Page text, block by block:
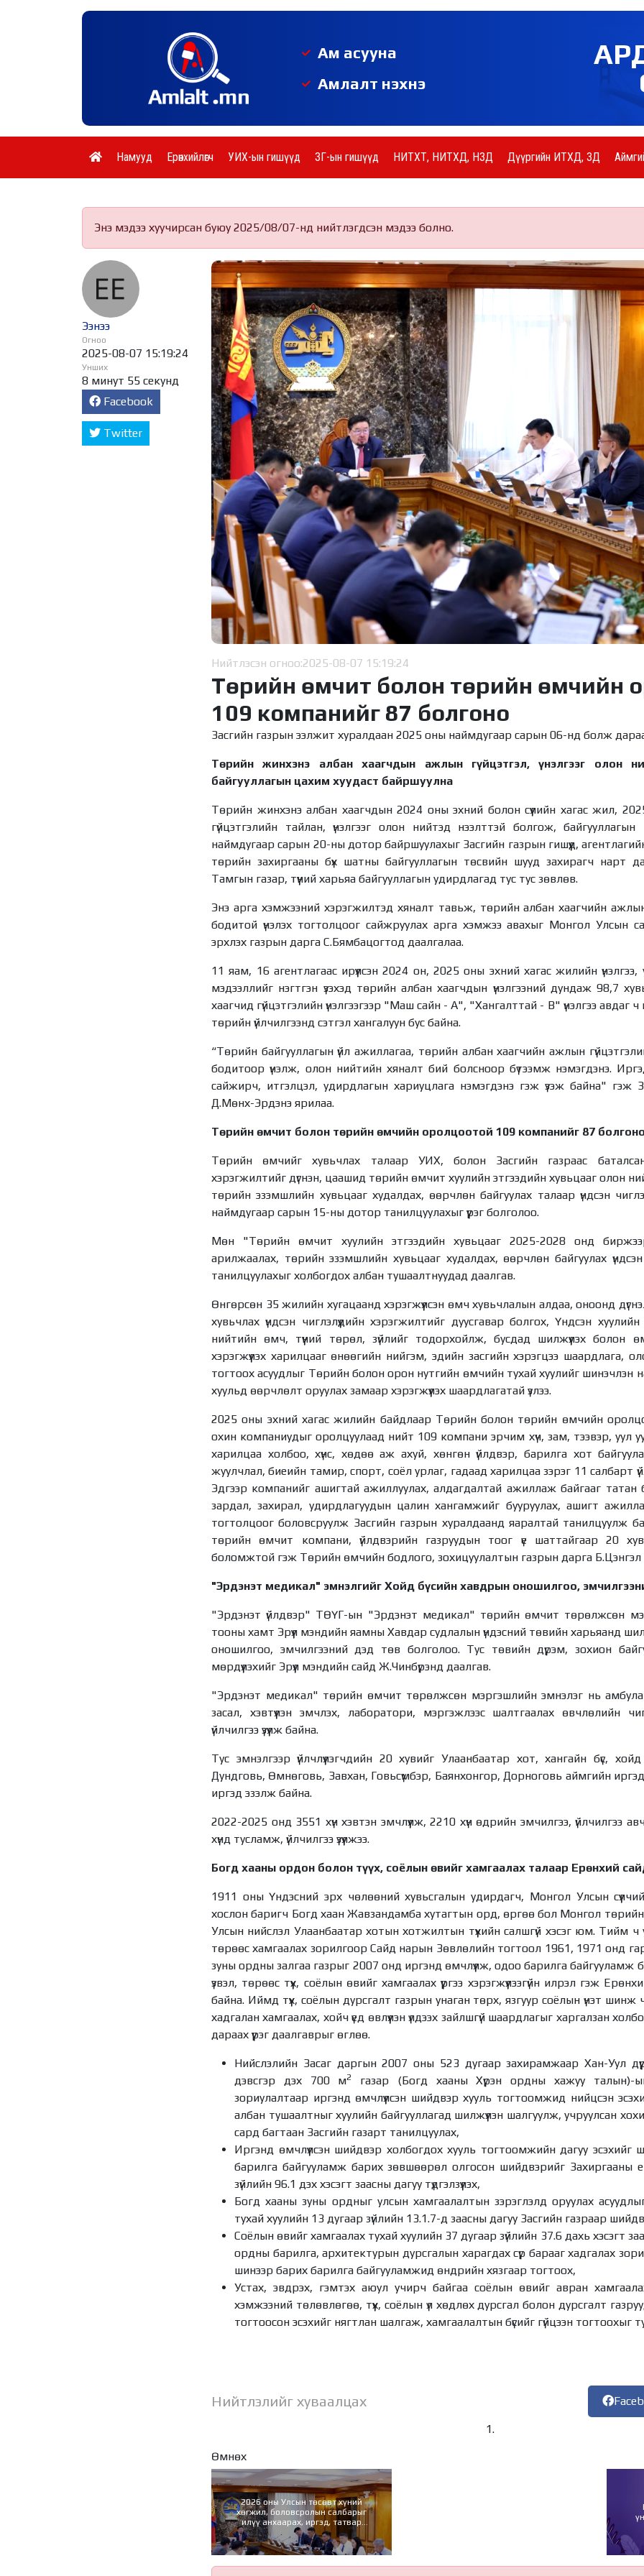
Ам асууна
Амлалт нэхнэ
Намууд Ерөнхийлөгч УИХ-ын гишүүд ЗГ-ын гишүүд НИТХТ, НИТХД, НЗД Дүүргийн ИТХД, ЗД
Энэ мэдээ хуучирсан буюу 2025/08/07-нд нийтлэгдсэн мэдээ болно.
Ээнээ
Огноо
2025-08-07 15:19:24
Унших
8 минут 55 секунд
Facebook
Twitter
Нийтлэсэн огноо:2025-08-07 15:19:24
Төрийн өмчит болон төрийн өмчийн
109 компанийг 87 болгоно
Засгийн газрын ээлжит хуралдаан 2025 оны наймдугаар сарын 06-нд болж
Төрийн жинхэнэ албан хаагчдын ажлын гүйцэтгэл, үнэлгээг олон
байгууллагын цахим хуудаст байршуулна
Төрийн жинхэнэ албан хаагчдын 2024 оны эхний болон сүүлийн хагас жил,
гүйцэтгэлийн тайлан, үнэлгээг олон нийтэд нээлттэй болгож,
наймдугаар сарын 20-ны дотор байршуулахыг Засгийн газрын гишүүд,
төрийн захиргааны бүх шатны байгууллагын төсвийн шууд захирагч нарт
Тамгын газар, түүний харьяа байгууллагын удирдлагад тус тус зөвлөв.
Энэ арга хэмжээний хэрэгжилтэд хяналт тавьж, төрийн албан хаагчийн ажлын
бодитой үнэлэх тогтолцоог сайжруулах арга хэмжээ авахыг Монгол Улсын
эрхлэх газрын дарга С.Бямбацогтод даалгалаа.
11 яам, 16 агентлагаас ирүүлсэн 2024 он, 2025 оны эхний хагас жилийн
мэдээллийг нэгтгэн үзэхэд төрийн албан хаагчдын үнэлгээний дундаж 98,7
хаагчид гүйцэтгэлийн үнэлгээгээр "Маш сайн - А", "Xангалттай - В" үнэлгээ авдаг ч
төрийн үйлчилгээнд сэтгэл хангалуун бус байна.
“Төрийн байгууллагын үйл ажиллагаа, төрийн албан хаагчийн ажлын
бодитоор үнэлж, олон нийтийн хяналт бий болсноор бүтээмж нэмэгдэнэ.
сайжирч, итгэлцэл, удирдлагын хариуцлага нэмэгдэнэ гэж үзэж байна" гэж
Д.Мөнх-Эрдэнэ ярилаа.
Төрийн өмчит болон төрийн өмчийн оролцоотой 109 компанийг 87 болгоно
Төрийн өмчийг хувьчлах талаар УИХ, болон Засгийн газраас баталсан
хэрэгжилтийг дүгнэн, цаашид төрийн өмчит хуулийн этгээдийн хувьцааг олон
төрийн эзэмшлийн хувьцааг худалдах, өөрчлөн байгуулах талаар үндсэн
наймдугаар сарын 15-ны дотор танилцуулахыг үүрэг болголоо.
Мөн "Төрийн өмчит хуулийн этгээдийн хувьцааг 2025-2028 онд
арилжаалах, төрийн эзэмшлийн хувьцааг худалдах, өөрчлөн байгуулах
танилцуулахыг холбогдох албан тушаалтнуудад даалгав.
Өнгөрсөн 35 жилийн хугацаанд хэрэгжүүлсэн өмч хувьчлалын алдаа, оноонд
хувьчлах үндсэн чиглэлүүдийн хэрэгжилтийг дуусгавар болгох, Үндсэн хуулийн
нийтийн өмч, түүний төрөл, зүйлийг тодорхойлж, бусдад шилжүүлэх болон
хэрэгжүүлэх харилцааг өнөөгийн нийгэм, эдийн засгийн хэрэгцээ шаардлага,
тогтоох асуудлыг Төрийн болон орон нутгийн өмчийн тухай хуулийг шинэчлэн
хуульд өөрчлөлт оруулах замаар хэрэгжүүлэх шаардлагатай үзлээ.
2025 оны эхний хагас жилийн байдлаар Төрийн болон төрийн өмчийн
охин компаниудыг оролцуулаад нийт 109 компани эрчим хүч, зам, тээвэр, уул
харилцаа холбоо, хүнс, хөдөө аж ахуй, хөнгөн үйлдвэр, барилга хот
жуулчлал, биеийн тамир, спорт, соёл урлаг, гадаад харилцаа зэрэг 11 салбарт
Эдгээр компанийг ашигтай ажиллуулах, алдагдалтай ажиллаж байгааг татан
зардал, захирал, удирдлагуудын цалин хангамжийг бууруулах, ашигт
тогтолцоог боловсруулж Засгийн газрын хуралдаанд яаралтай танилцуулж
төрийн өмчит компани, үйлдвэрийн газруудын тоог үе шаттайгаар 20
боломжтой гэж Төрийн өмчийн бодлого, зохицуулалтын газрын дарга Б.Цэнгэл
"Эрдэнэт медикал" эмнэлгийг Хойд бүсийн хавдрын оношилгоо,
"Эрдэнэт үйлдвэр" ТӨҮГ-ын "Эрдэнэт медикал" төрийн өмчит төрөлжсөн
тооны хамт Эрүүл мэндийн яамны Хавдар судлалын үндэсний төвийн харьяанд
оношилгоо, эмчилгээний дэд төв болголоо. Тус төвийн дүрэм, зохион
мөрдүүлэхийг Эрүүл мэндийн сайд Ж.Чинбүрэнд даалгав.
"Эрдэнэт медикал" төрийн өмчит төрөлжсөн мэргэшлийн эмнэлэг нь
засал, хэвтүүлэн эмчлэх, лаборатори, мэргэжлээс шалтгаалах өвчлөлийн
үйлчилгээ үзүүлж байна.
Тус эмнэлгээр үйлчлүүлэгчдийн 20 хувийг Улаанбаатар хот, хангайн бүс,
Дундговь, Өмнөговь, Завхан, Говьсүмбэр, Баянхонгор, Дорноговь аймгийн
иргэд эзэлж байна.
2022-2025 онд 3551 хүн хэвтэн эмчлүүлж, 2210 хүн өдрийн эмчилгээ, үйлчилгээ
хүнд тусламж, үйлчилгээ үзүүлжээ.
Богд хааны ордон болон түүх, соёлын өвийг хамгаалах талаар Ерөнхий
1911 оны Үндэсний эрх чөлөөний хувьсгалын удирдагч, Монгол Улсын
хослон баригч Богд хаан Жавзандамба хутагтын орд, өргөө бол Монгол төрийн
Улсын нийслэл Улаанбаатар хотын хотжилтын түүхийн салшгүй хэсэг юм. Тийм
төрөөс хамгаалах зорилгоор Сайд нарын Зөвлөлийн тогтоол 1961, 1971 онд
зуны ордны залгаа газрыг 2007 онд иргэнд өмчлүүлж, одоо барилга байгууламж
үзвэл, төрөөс түүх, соёлын өвийг хамгаалах үүргээ хэрэгжүүлээгүйн илрэл гэж
байна. Иймд түүх, соёлын дурсгалт газрын унаган төрх, язгуур соёлын үнэт шинж
хадгалан хамгаалах, хойч үед өвлүүлэн үлдээх зайлшгүй шаардлагыг харгалзан
дараах үүрэг даалгаврыг өглөө.
Нийслэлийн Засаг даргын 2007 оны 523 дугаар захирамжаар Хан-Уул
дэвсгэр дэх 700 м2
газар (Богд хааны Хүрэн ордны хажуу талын)-
зориулалтаар иргэнд өмчлүүлсэн шийдвэр хууль тогтоомжид нийцсэн
албан тушаалтныг хуулийн байгууллагад шилжүүлэн шалгуулж, учруулсан
сард багтаан Засгийн газарт танилцуулах,
Иргэнд өмчлүүлсэн шийдвэр холбогдох хууль тогтоомжийн дагуу эсэхийг
барилга байгууламж барих зөвшөөрөл олгосон шийдвэрийг Захиргааны
зүйлийн 96.1 дэх хэсэгт заасны дагуу түдгэлзүүлэх,
Богд хааны зуны ордныг улсын хамгаалалтын зэрэглэлд оруулах
тухай хуулийн 13 дугаар зүйлийн 13.1.7-д заасны дагуу Засгийн газраар
Соёлын өвийг хамгаалах тухай хуулийн 37 дугаар зүйлийн 37.6 дахь хэсэгт
ордны барилга, архитектурын дурсгалын харагдах сүр барааг хадгалах
шинээр барих барилга байгууламжид өндрийн хязгаар тогтоох,
Устах, эвдрэх, гэмтэх аюул учирч байгаа соёлын өвийг авран
хэмжээний төлөвлөгөө, түүх, соёлын үл хөдлөх дурсгал болон дурсгалт
тогтоосон эсэхийг нягтлан шалгаж, хамгаалалтын бүсийг гүйцээн тогтоохыг
Нийтлэлийг хуваалцах
Өмнөх
2026 оны Улсын төсөвт хүний
хөгжил, боловсролын салбарыг
илүү анхаарах, иргэд, татвар
төлөгчдийн саналыг тусгахыг
үүрэг болгов